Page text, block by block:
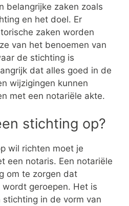
belangrijke zaken zoals
en het doel. Er
zaken worden
van het benoemen van
de stichting is
dat alles goed in de
wijzigingen kunnen
met een notariële akte.
stichting op?
wil richten moet je
een notaris. Een notariële
om te zorgen dat
geroepen. Het is
in de vorm van